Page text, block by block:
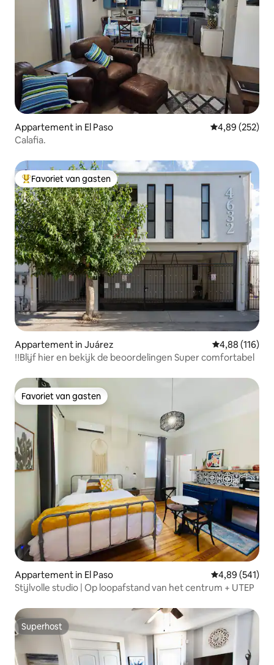
Appartement in El Paso Gemiddelde
4,89 (252)
Calafia.
Topfavoriet van gasten
Favoriet van gasten
Appartement in Juárez Gemiddelde
4,88 (116)
‼️Blijf hier en bekijk de beoordelingen Super comfortabel
Favoriet van gasten
Favoriet van gasten
Appartement in El Paso Gemiddelde
4,89 (541)
Stijlvolle studio | Op loopafstand van het centrum + UTEP
Superhost
Superhost